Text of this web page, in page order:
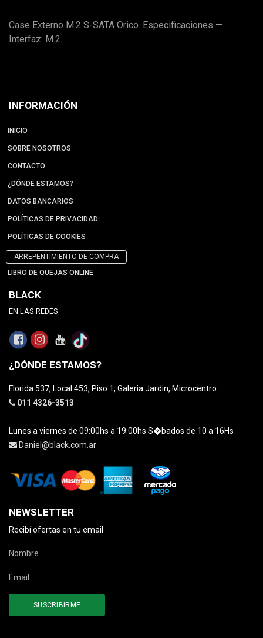
Case Externo M.2 S-SATA Orico. Especificaciones —
Interfaz: M.2.
INFORMACIÓN
INICIO
SOBRE NOSOTROS
CONTACTO
¿DÓNDE ESTAMOS?
DATOS BANCARIOS
POLÍTICAS DE PRIVACIDAD
POLÍTICAS DE COOKIES
ARREPENTIMIENTO DE COMPRA
LIBRO DE QUEJAS ONLINE
BLACK
EN LAS REDES
¿DÓNDE ESTAMOS?
Florida 537, Local 453, Piso 1, Galeria Jardin, Microcentro
011 4326-3513
Lunes a viernes de 09:00hs a 19:00hs S�bados de 10 a 16Hs
Daniel@black.com.ar
NEWSLETTER
Recibí ofertas en tu email